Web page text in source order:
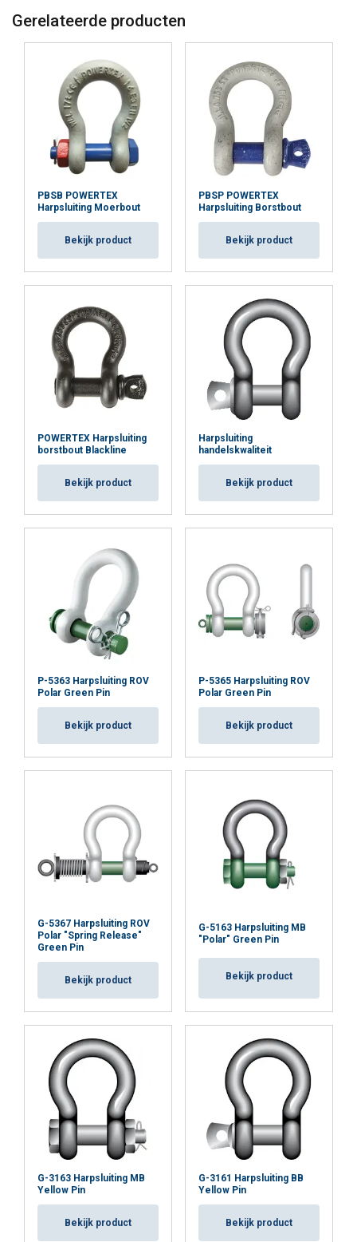
Materiaal:
Markering:
Veiligheidsfactor:
Gerelateerde producten
PBSB POWERTEX
Harpsluiting Moerbout
Bekijk product
PBSP POWERTEX
Harpsluiting Borstbout
Bekijk product
POWERTEX Harpsluiting
borstbout Blackline
Bekijk product
Harpsluiting
handelskwaliteit
Bekijk product
P-5363 Harpsluiting ROV
Polar Green Pin
Bekijk product
P-5365 Harpsluiting ROV
Polar Green Pin
Bekijk product
G-5367 Harpsluiting ROV
Polar "Spring Release"
Green Pin
Bekijk product
G-5163 Harpsluiting MB
"Polar" Green Pin
Bekijk product
G-3163 Harpsluiting MB
Yellow Pin
Bekijk product
G-3161 Harpsluiting BB
Yellow Pin
Bekijk product